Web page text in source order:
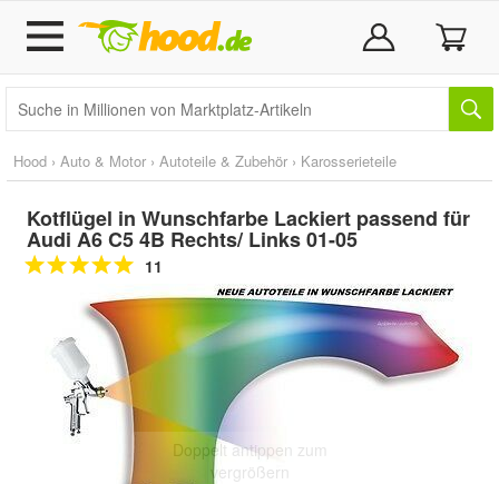
Hood › Auto & Motor › Autoteile & Zubehör › Karosserieteile
Kotflügel in Wunschfarbe Lackiert passend für
Audi A6 C5 4B Rechts/ Links 01-05
11
Doppelt antippen zum
vergrößern